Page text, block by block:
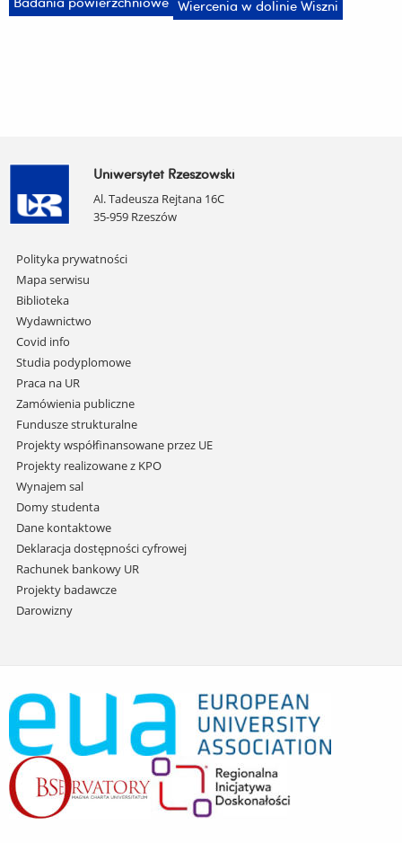
Wiercenia w dolinie Wiszni
Uniwersytet Rzeszowski
Al. Tadeusza Rejtana 16C
35-959 Rzeszów
Pomiń
nawigację
i
przejdź
do
treści
Polityka prywatności
Mapa serwisu
Biblioteka
Wydawnictwo
Covid info
Studia podyplomowe
Praca na UR
Zamówienia publiczne
Fundusze strukturalne
Projekty współfinansowane przez UE
Projekty realizowane z KPO
Wynajem sal
Domy studenta
Dane kontaktowe
Deklaracja dostępności cyfrowej
Rachunek bankowy UR
Projekty badawcze
Darowizny